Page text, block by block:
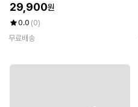
29,900원
0.0 (0)
무료배송